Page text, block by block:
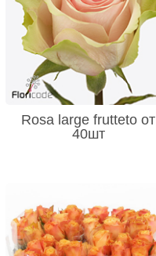
Rosa large frutteto от
40шт